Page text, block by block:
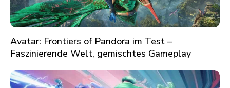
Avatar: Frontiers of Pandora im Test –
Faszinierende Welt, gemischtes Gameplay